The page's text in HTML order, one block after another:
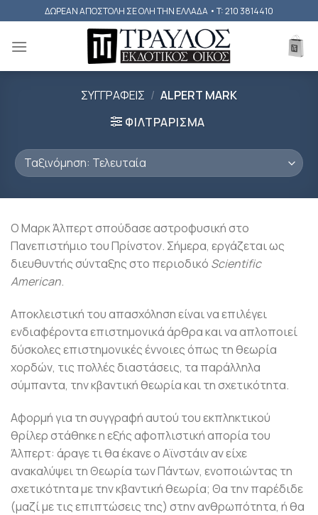
to
content
ΔΩΡΕΑΝ ΑΠΟΣΤΟΛΗ ΣΕ ΟΛΗ ΤΗΝ ΕΛΛΑΔΑ • T: 210 3814410
ΣΥΓΓΡΑΦΕΙΣ / ALPERT MARK
ΦΙΛΤΡΑΡΙΣΜΑ
Ο Μαρκ Άλπερτ σπούδασε αστροφυσική στο
Πανεπιστήμιο του Πρίνστον. Σήμερα, εργάζεται ως
διευθυντής σύνταξης στο περιοδικό Scientific
American.
Αποκλειστική του απασχόληση είναι να επιλέγει
ενδιαφέροντα επιστημονικά άρθρα και να απλοποιεί
δύσκολες επιστημονικές έννοιες όπως τη θεωρία
χορδών, τις πολλές διαστάσεις, τα παράλληλα
σύμπαντα, την κβαντική θεωρία και τη σχετικότητα.
Αφορμή για τη συγγραφή αυτού του εκπληκτικού
θρίλερ στάθηκε η εξής αφοπλιστική απορία του
Άλπερτ: άραγε τι θα έκανε ο Αϊνστάιν αν είχε
ανακαλύψει τη Θεωρία των Πάντων, ενοποιώντας τη
σχετικότητα με την κβαντική θεωρία; Θα την παρέδιδε
(μαζί με τις επιπτώσεις της) στην ανθρωπότητα, ή θα